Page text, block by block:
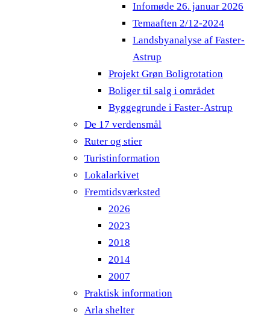
Infomøde 26. januar 2026
Temaaften 2/12-2024
Landsbyanalyse af Faster-
Astrup
Projekt Grøn Boligrotation
Boliger til salg i området
Byggegrunde i Faster-Astrup
De 17 verdensmål
Ruter og stier
Turistinformation
Lokalarkivet
Fremtidsværksted
2026
2023
2018
2014
2007
Praktisk information
Arla shelter